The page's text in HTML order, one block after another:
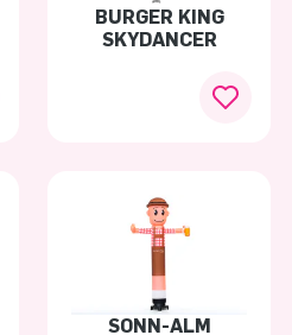
BURGER KING
SKYDANCER
SONN-ALM